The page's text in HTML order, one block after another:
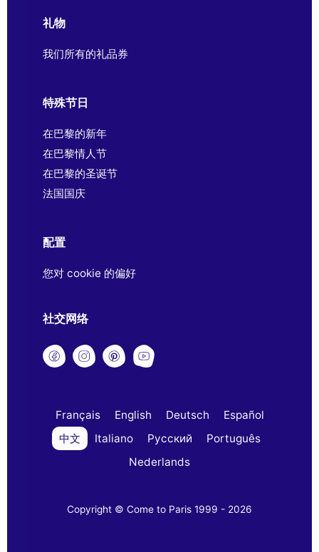
礼物
我们所有的礼品券
特殊节日
在巴黎的新年
在巴黎情人节
在巴黎的圣诞节
法国国庆
配置
您对 cookie 的偏好
社交网络
Français English Deutsch
Español
中文
Italiano Русский
Português
Nederlands
Copyright © Come to Paris 1999 - 2026